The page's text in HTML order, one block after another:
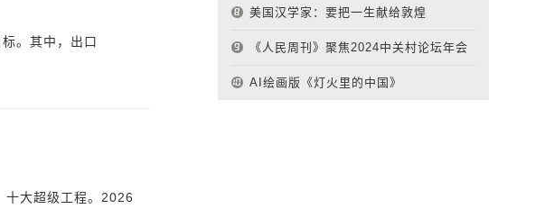
。其中，出口
十大超级工程。2026
美国汉学家：要把一生献给敦煌
《人民周刊》聚焦2024中关村论坛年会
AI绘画版《灯火里的中国》